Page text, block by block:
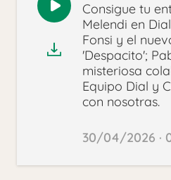
Reproducir
audio
Consigue tu
Melendi en
Fonsi y el
'Despacito';
misteriosa
Equipo Dial y
con nosotras.
30/04/2026 ·